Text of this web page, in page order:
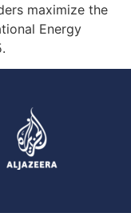
maximize the
Energy